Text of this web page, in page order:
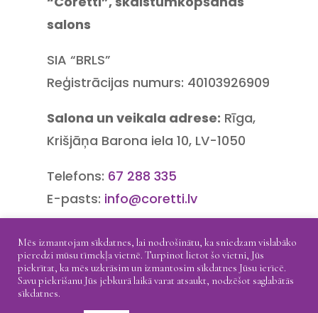
salons
SIA “BRLS”
Reģistrācijas numurs: 40103926909
Salona un veikala adrese: Rīga,
Krišjāņa Barona iela 10, LV-1050
Telefons: 67 288 335
E-pasts: info@coretti.lv
Atgriešana Piegāde Privātuma politika
Mēs izmantojam sīkdatnes, lai nodrošinātu, ka sniedzam vislabāko
pieredzi mūsu tīmekļa vietnē. Turpinot lietot šo vietni, Jūs
piekrītat, ka mēs uzkrāsim un izmantosim sīkdatnes Jūsu ierīcē.
Savu piekrišanu Jūs jebkurā laikā varat atsaukt, nodzēšot saglabātās
sīkdatnes.